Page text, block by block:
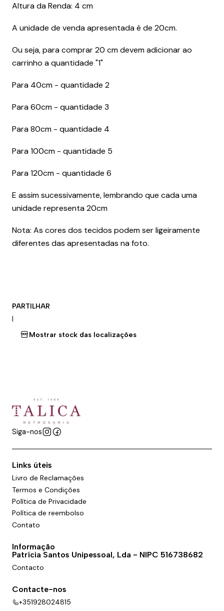
Altura da Renda: 4 cm
A unidade de venda apresentada é de 20cm.
Ou seja, para comprar 20 cm devem adicionar ao
carrinho a quantidade "1"
Para 40cm - quantidade 2
Para 60cm - quantidade 3
Para 80cm - quantidade 4
Para 100cm - quantidade 5
Para 120cm - quantidade 6
E assim sucessivamente, lembrando que cada uma
unidade representa 20cm
Nota: As cores dos tecidos podem ser ligeiramente
diferentes das apresentadas na foto.
PARTILHAR
|
Mostrar stock das localizações
Siga-nos
Links úteis
Livro de Reclamações
Termos e Condições
Política de Privacidade
Política de reembolso
Contato
Informação
Patrícia Santos Unipessoal, Lda - NIPC 516738682
Contacto
Contacte-nos
+351928024815